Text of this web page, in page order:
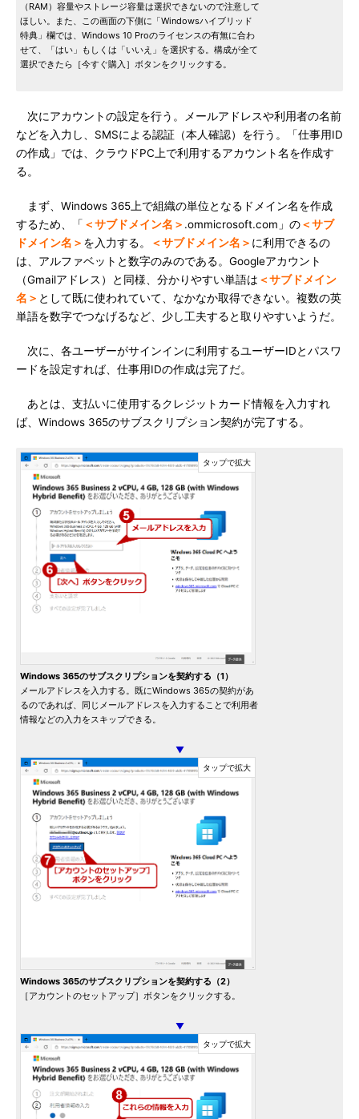
（RAM）容量やストレージ容量は選択できないので注意して
ほしい。また、この画面の下側に「Windowsハイブリッド
特典」欄では、Windows 10 Proのライセンスの有無に合わ
せて、「はい」もしくは「いいえ」を選択する。構成が全て
選択できたら［今すぐ購入］ボタンをクリックする。
次にアカウントの設定を行う。メールアドレスや利用者の名前
などを入力し、SMSによる認証（本人確認）を行う。「仕事用ID
の作成」では、クラウドPC上で利用するアカウント名を作成す
る。
まず、Windows 365上で組織の単位となるドメイン名を作成
するため、「 ＜サブドメイン名＞ .ommicrosoft.com」の＜サブ
ドメイン名＞ を入力する。 ＜サブドメイン名＞ に利用できるの
は、アルファベットと数字のみのである。Googleアカウント
（Gmailアドレス）と同様、分かりやすい単語は ＜サブドメイン
名＞ として既に使われていて、なかなか取得できない。複数の英
単語を数字でつなげるなど、少し工夫すると取りやすいようだ。
次に、各ユーザーがサインインに利用するユーザーIDとパスワ
ードを設定すれば、仕事用IDの作成は完了だ。
あとは、支払いに使用するクレジットカード情報を入力すれ
ば、Windows 365のサブスクリプション契約が完了する。
Windows 365のサブスクリプションを契約する（1）
メールアドレスを入力する。既にWindows 365の契約があ
るのであれば、同じメールアドレスを入力することで利用者
情報などの入力をスキップできる。
▼
Windows 365のサブスクリプションを契約する（2）
［アカウントのセットアップ］ボタンをクリックする。
▼